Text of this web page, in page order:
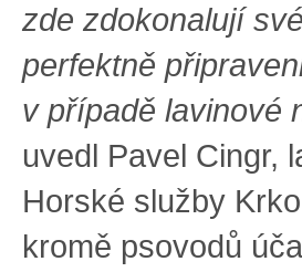
zde zdokonalují
perfektně
v případě lavinové
uvedl Pavel Cingr,
Horské služby
kromě psovodů